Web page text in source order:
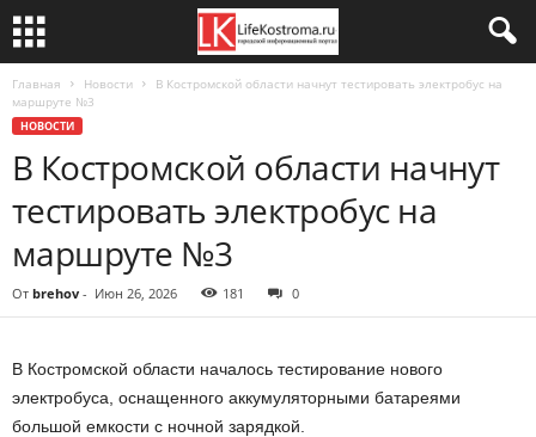
Главная Новости
В Костромской области начнут тестировать электробус на
маршруте №3
НОВОСТИ
В Костромской области начнут
тестировать электробус на
маршруте №3
От brehov - Июн 26, 2026 181 0
В Костромской области началось тестирование нового
электробуса, оснащенного аккумуляторными батареями
большой емкости с ночной зарядкой.